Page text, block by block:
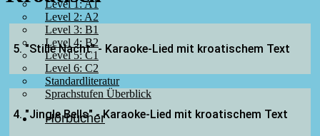
Level 1: A1
Level 2: A2
Level 3: B1
Level 4: B2
Level 5: C1
Level 6: C2
Standardliteratur
Sprachstufen Überblick
Hörbücher
5. "Stille Nacht" - Karaoke-Lied mit kroatischem Text
4. "Jingle Bells" - Karaoke-Lied mit kroatischem Text